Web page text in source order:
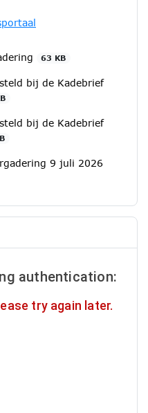
63 KB
bij de Kadebrief
bij de Kadebrief
9 juli 2026